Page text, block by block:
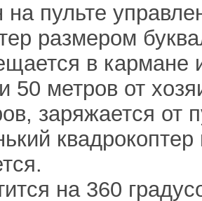
пульте
размером
в кармане
50 метров от
заряжается от
на 360